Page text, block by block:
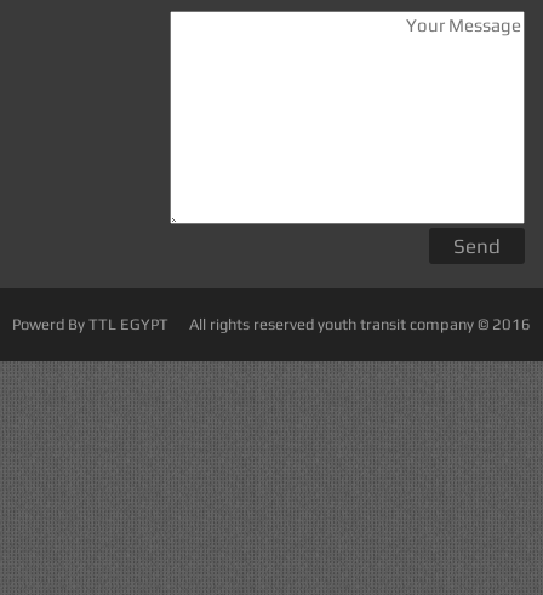
All rights reserved youth transit company © 2016
Powerd By TTL EGYPT